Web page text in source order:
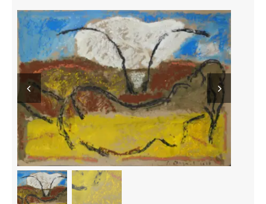
Événements
Artistes
Éditions
Area revue)s(
Area antic
Blog